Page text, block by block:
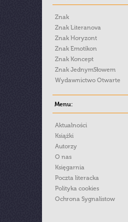
Znak
Znak Literanova
Znak Horyzont
Znak Emotikon
Znak Koncept
Znak JednymSłowem
Wydawnictwo Otwarte
Menu:
Aktualności
Książki
Autorzy
O nas
Księgarnia
Poczta literacka
Polityka cookies
Ochrona Sygnalistow